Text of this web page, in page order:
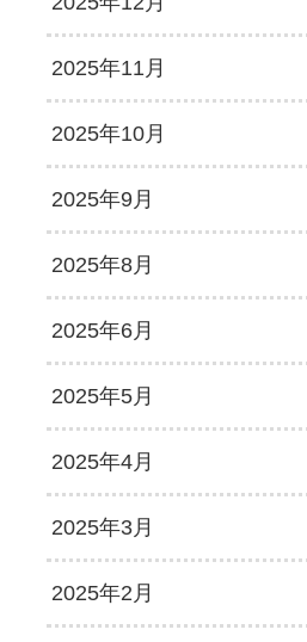
2025年11月
2025年10月
2025年9月
2025年8月
2025年6月
2025年5月
2025年4月
2025年3月
2025年2月